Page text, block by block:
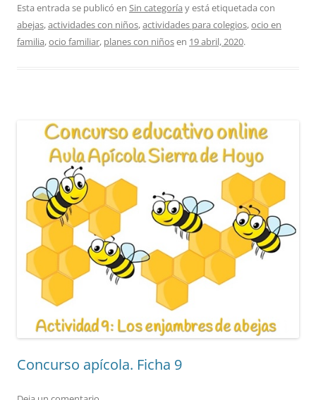
Esta entrada se publicó en Sin categoría y está etiquetada con
abejas,actividades con niños,actividades para colegios,ocio en
familia,ocio familiar, planes con niñosen 19 abril, 2020.
Concurso apícola. Ficha 9